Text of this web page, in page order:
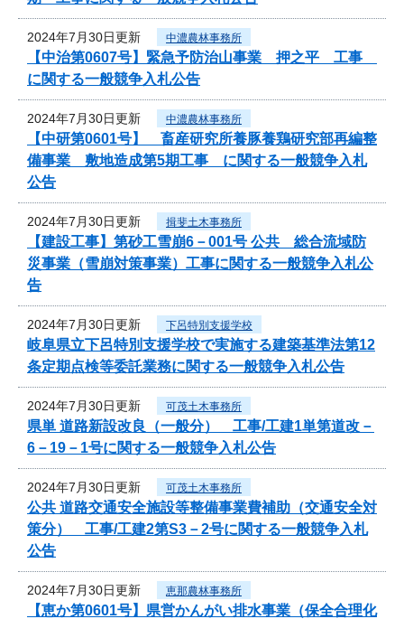
2024年7月30日更新 中濃農林事務所
【中治第0607号】緊急予防治山事業 押之平 工事
に関する一般競争入札公告
2024年7月30日更新 中濃農林事務所
【中研第0601号】 畜産研究所養豚養鶏研究部再編整
備事業 敷地造成第5期工事 に関する一般競争入札
公告
2024年7月30日更新 揖斐土木事務所
【建設工事】第砂工雪崩6－001号 公共 総合流域防
災事業（雪崩対策事業）工事に関する一般競争入札公
告
2024年7月30日更新 下呂特別支援学校
岐阜県立下呂特別支援学校で実施する建築基準法第12
条定期点検等委託業務に関する一般競争入札公告
2024年7月30日更新 可茂土木事務所
県単 道路新設改良（一般分） 工事/工建1単第道改－
6－19－1号に関する一般競争入札公告
2024年7月30日更新 可茂土木事務所
公共 道路交通安全施設等整備事業費補助（交通安全対
策分） 工事/工建2第S3－2号に関する一般競争入札
公告
2024年7月30日更新 恵那農林事務所
【恵か第0601号】県営かんがい排水事業（保全合理化